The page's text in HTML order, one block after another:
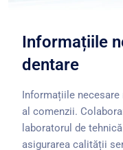
Informațiile
dentare
Informațiile
al comenzii.
laboratorul de
asigurarea calității